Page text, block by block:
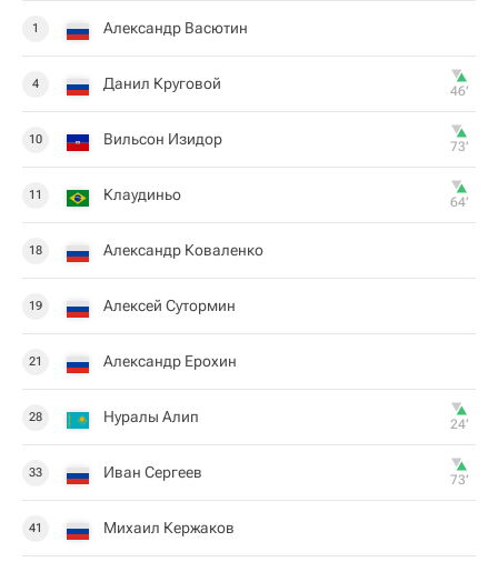
1 Александр Васютин
4 Данил Круговой 46‎’‎
10 Вильсон Изидор 73‎’‎
11 Клаудиньо 64‎’‎
18 Александр Коваленко
19 Алексей Сутормин
21 Александр Ерохин
28 Нуралы Алип 24‎’‎
33 Иван Сергеев 73‎’‎
41 Михаил Кержаков